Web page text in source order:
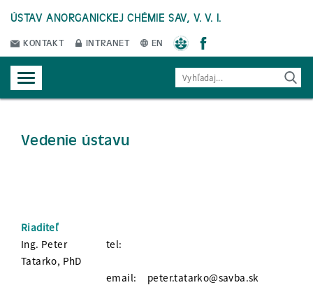
ÚSTAV ANORGANICKEJ CHÉMIE SAV, V. V. I.
KONTAKT INTRANET EN
Vedenie ústavu
Riaditeľ
Ing. Peter
Tatarko, PhD
tel:
email:
peter.tatarko@savba.sk